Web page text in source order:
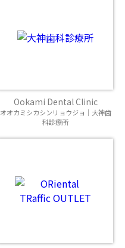
Ookami Dental Clinic
オオカミシカシンリョウジョ｜大神歯
科診療所